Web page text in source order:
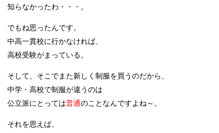
知らなかったわ・・・。
でもね思ったんです。
中高一貫校に行かなければ、
高校受験がまっている。
そして、そこでまた新しく制服を買うのだから、
中学・高校で制服が違うのは
公立派にとっては普通のことなんですよね～。
それを思えば、